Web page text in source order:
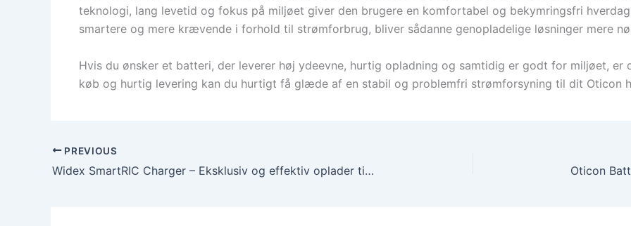
teknologi, lang levetid og fokus på miljøet giver den brugere en komfortabel og bekymringsfri
smartere og mere krævende i forhold til strømforbrug, bliver sådanne genopladelige løsninger mere
Hvis du ønsker et batteri, der leverer høj ydeevne, hurtig opladning og samtidig er godt for miljøet,
køb og hurtig levering kan du hurtigt få glæde af en stabil og problemfri strømforsyning til dit Oticon
PREVIOUS
Widex SmartRIC Charger – Eksklusiv og effektiv oplader til høreapparater